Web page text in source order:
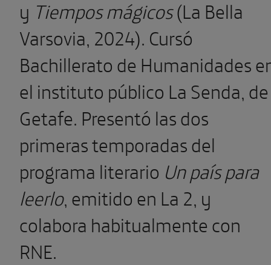
y Tiempos mágicos(La Bella
Varsovia, 2024). Cursó
Bachillerato de Humanidades
el instituto público La Senda, de
Getafe. Presentó las dos
primeras temporadas del
programa literario Un país para
leerlo, emitido en La 2, y
colabora habitualmente con
RNE.